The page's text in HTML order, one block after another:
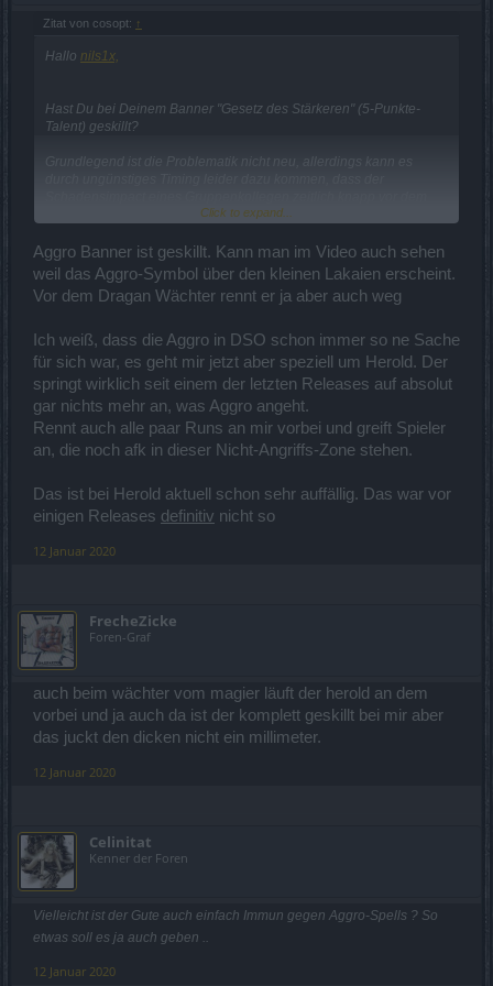
Zitat von cosopt: ↑
Hallo nils1x,
Hast Du bei Deinem Banner "Gesetz des Stärkeren" (5-Punkte-
Talent) geskillt?
Grundlegend ist die Problematik nicht neu, allerdings kann es
Aggro-Skill-Effekt beim Server ankommt und es dann ein paar neue
zu ziehen. Verzögerungen zwischen Client und Server tun dann ihr
übriges.
Bedenke, dass auch die Game-Engine bereits relativ alt ist.
Problematik besteht.
Mit freundlichen Grüßen,
Cosopt
Click to expand...
Aggro Banner ist geskillt. Kann man im Video auch sehen
weil das Aggro-Symbol über den kleinen Lakaien erscheint.
Vor dem Dragan Wächter rennt er ja aber auch weg
Ich weiß, dass die Aggro in DSO schon immer so ne Sache
für sich war, es geht mir jetzt aber speziell um Herold. Der
springt wirklich seit einem der letzten Releases auf absolut
gar nichts mehr an, was Aggro angeht.
Rennt auch alle paar Runs an mir vorbei und greift Spieler
an, die noch afk in dieser Nicht-Angriffs-Zone stehen.
Das ist bei Herold aktuell schon sehr auffällig. Das war vor
einigen Releases definitiv nicht so
12 Januar 2020
FrecheZicke
Foren-Graf
auch beim wächter vom magier läuft der herold an dem
vorbei und ja auch da ist der komplett geskillt bei mir aber
das juckt den dicken nicht ein millimeter.
12 Januar 2020
Celinitat
Kenner der Foren
Vielleicht ist der Gute auch einfach Immun gegen Aggro-Spells ? So
etwas soll es ja auch geben ..
12 Januar 2020